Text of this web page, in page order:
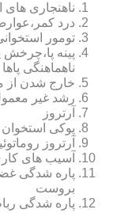
ناهنجاری
درد
تومور
پینه پا،چرخش
ناهماهنگی پاها
خارج شدن از
رشد غیر
آرتروز
پوکی استخوان
آرتروز
آسیب های
پاره شدگی
بروست
پاره شدگی